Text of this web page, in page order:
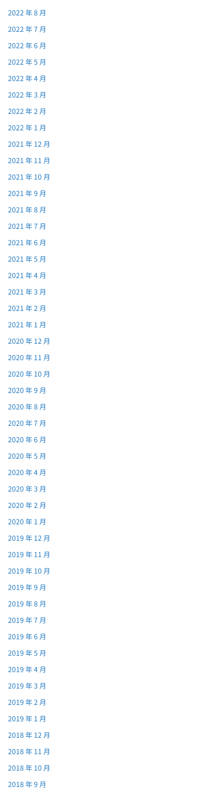
2022 年 8 月
2022 年 7 月
2022 年 6 月
2022 年 5 月
2022 年 4 月
2022 年 3 月
2022 年 2 月
2022 年 1 月
2021 年 12 月
2021 年 11 月
2021 年 10 月
2021 年 9 月
2021 年 8 月
2021 年 7 月
2021 年 6 月
2021 年 5 月
2021 年 4 月
2021 年 3 月
2021 年 2 月
2021 年 1 月
2020 年 12 月
2020 年 11 月
2020 年 10 月
2020 年 9 月
2020 年 8 月
2020 年 7 月
2020 年 6 月
2020 年 5 月
2020 年 4 月
2020 年 3 月
2020 年 2 月
2020 年 1 月
2019 年 12 月
2019 年 11 月
2019 年 10 月
2019 年 9 月
2019 年 8 月
2019 年 7 月
2019 年 6 月
2019 年 5 月
2019 年 4 月
2019 年 3 月
2019 年 2 月
2019 年 1 月
2018 年 12 月
2018 年 11 月
2018 年 10 月
2018 年 9 月